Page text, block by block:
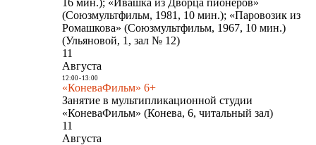
16 мин.); «Ивашка из Дворца пионеров»
(Союзмультфильм, 1981, 10 мин.); «Паровозик из
Ромашкова» (Союзмультфильм, 1967, 10 мин.)
(Ульяновой, 1, зал № 12)
11
Августа
12:00- 13:00
«КоневаФильм» 6+
Занятие в мультипликационной студии
«КоневаФильм» (Конева, 6, читальный зал)
11
Августа